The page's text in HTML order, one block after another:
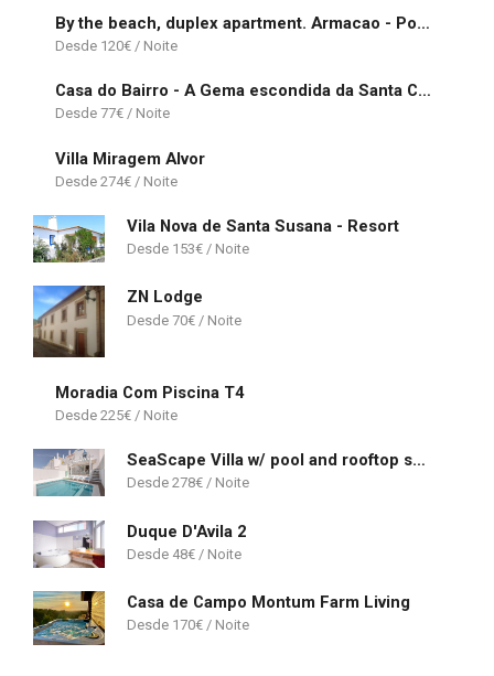
By the beach, duplex apartment. Armacao - Portugal
120€
Casa do Bairro - A Gema escondida da Santa Catarina da Fonte do Bispo
77€
Villa Miragem Alvor
274€
Vila Nova de Santa Susana - Resort
153€
ZN Lodge
70€
Moradia Com Piscina T4
225€
SeaScape Villa w/ pool and rooftop seaview jacuzzi in Manta Rota
278€
Duque D'Avila 2
48€
Casa de Campo Montum Farm Living
170€